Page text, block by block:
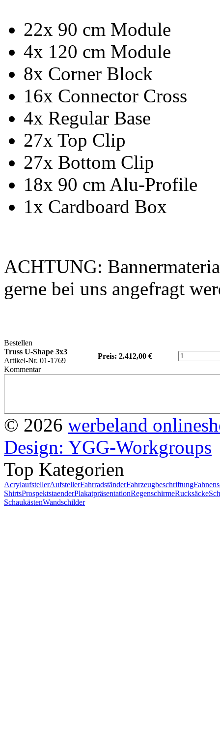
22x 90 cm Module
4x 120 cm Module
8x Corner Block
16x Connector Cross
4x Regular Base
27x Top Clip
27x Bottom Clip
18x 90 cm Alu-Profile
1x Cardboard Box
ACHTUNG:
gerne bei uns angefragt
Bestellen
Truss U-Shape 3x3
Artikel-Nr. 01-1769
Preis: 2.412,00 €
Kommentar
© 2026 werbeland
Design: YGG-Workgroups
Top Kategorien
AcrylaufstellerAufstellerFahrradständerFahrzeugbeschriftung
ShirtsProspektstaenderPlakatpräsentationRegenschirmeRucksäcke
SchaukästenWandschilder